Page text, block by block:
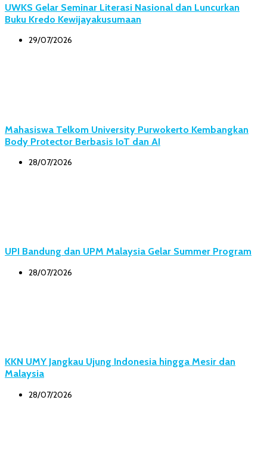
UWKS Gelar Seminar Literasi Nasional dan Luncurkan
Buku Kredo Kewijayakusumaan
29/07/2026
Mahasiswa Telkom University Purwokerto Kembangkan
Body Protector Berbasis IoT dan AI
28/07/2026
UPI Bandung dan UPM Malaysia Gelar Summer Program
28/07/2026
KKN UMY Jangkau Ujung Indonesia hingga Mesir dan
Malaysia
28/07/2026